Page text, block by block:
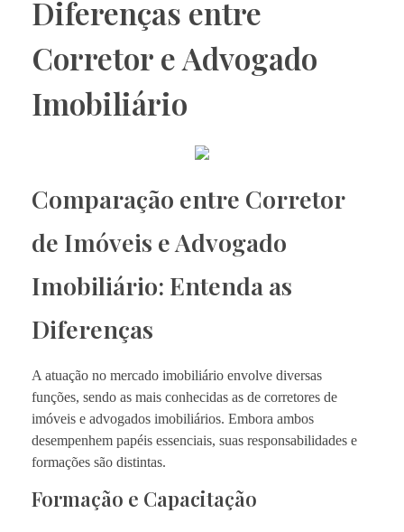
Diferenças entre
Corretor e Advogado
Imobiliário
Comparação entre Corretor
de Imóveis e Advogado
Imobiliário: Entenda as
Diferenças
A atuação no mercado imobiliário envolve diversas
funções, sendo as mais conhecidas as de corretores de
imóveis e advogados imobiliários. Embora ambos
desempenhem papéis essenciais, suas responsabilidades e
formações são distintas.
Formação e Capacitação